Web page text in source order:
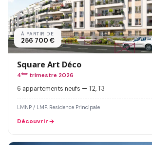
À PARTIR DE
256 700 €
Square Art Déco
4ème trimestre 2026
6 appartements neufs — T2, T3
LMNP / LMP, Residence Principale
Découvrir